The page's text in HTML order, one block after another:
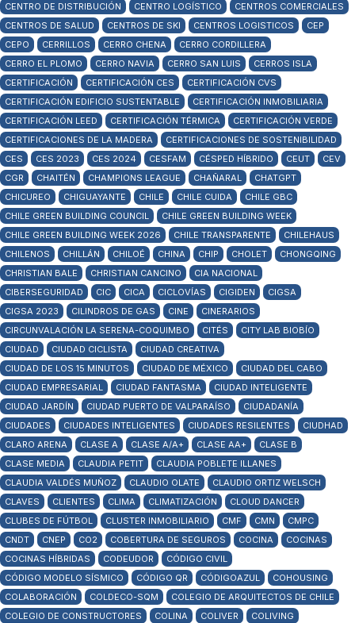
CENTRO DE DISTRIBUCIÓN
CENTRO LOGÍSTICO
CENTROS COMERCIALES
CENTROS DE SALUD
CENTROS DE SKI CENTROS LOGISTICOS
CEP
CEPO
CERRILLOS CERRO CHENA
CERRO CORDILLERA
CERRO EL PLOMO
CERRO NAVIA CERRO SAN LUIS
CERROS ISLA
CERTIFICACIÓN
CERTIFICACIÓN CES
CERTIFICACIÓN CVS
CERTIFICACIÓN EDIFICIO SUSTENTABLE
CERTIFICACIÓN INMOBILIARIA
CERTIFICACIÓN LEED
CERTIFICACIÓN TÉRMICA
CERTIFICACIÓN VERDE
CERTIFICACIONES DE LA MADERA
CERTIFICACIONES DE SOSTENIBILIDAD
CES
CES 2023 CES 2024 CESFAM CÉSPED HÍBRIDO CEUT
CEV
CGR
CHAITÉN CHAMPIONS LEAGUE CHAÑARAL
CHATGPT
CHICUREO
CHIGUAYANTE CHILE CHILE CUIDA
CHILE GBC
CHILE GREEN BUILDING COUNCIL
CHILE GREEN BUILDING WEEK
CHILE GREEN BUILDING WEEK 2026
CHILE TRANSPARENTE
CHILEHAUS
CHILENOS
CHILLÁN CHILOÉ CHINA CHIP CHOLET
CHONGQING
CHRISTIAN BALE
CHRISTIAN CANCINO
CIA NACIONAL
CIBERSEGURIDAD
CIC CICA CICLOVÍAS CIGIDEN
CIGSA
CIGSA 2023
CILINDROS DE GAS CINE
CINERARIOS
CIRCUNVALACIÓN LA SERENA-COQUIMBO
CITÉS
CITY LAB BIOBÍO
CIUDAD
CIUDAD CICLISTA
CIUDAD CREATIVA
CIUDAD DE LOS 15 MINUTOS
CIUDAD DE MÉXICO
CIUDAD DEL CABO
CIUDAD EMPRESARIAL
CIUDAD FANTASMA
CIUDAD INTELIGENTE
CIUDAD JARDÍN
CIUDAD PUERTO DE VALPARAÍSO
CIUDADANÍA
CIUDADES
CIUDADES INTELIGENTES CIUDADES RESILENTES
CIUDHAD
CLARO ARENA
CLASE A CLASE A/A+ CLASE AA+
CLASE B
CLASE MEDIA
CLAUDIA PETIT
CLAUDIA POBLETE ILLANES
CLAUDIA VALDÉS MUÑOZ
CLAUDIO OLATE
CLAUDIO ORTIZ WELSCH
CLAVES
CLIENTES CLIMA CLIMATIZACIÓN
CLOUD DANCER
CLUBES DE FÚTBOL
CLUSTER INMOBILIARIO CMF CMN
CMPC
CNDT
CNEP CO2 COBERTURA DE SEGUROS COCINA
COCINAS
COCINAS HÍBRIDAS
CODEUDOR
CÓDIGO CIVIL
CÓDIGO MODELO SÍSMICO
CÓDIGO QR CÓDIGOAZUL
COHOUSING
COLABORACIÓN
COLDECO-SQM
COLEGIO DE ARQUITECTOS DE CHILE
COLEGIO DE CONSTRUCTORES
COLINA COLIVER
COLIVING